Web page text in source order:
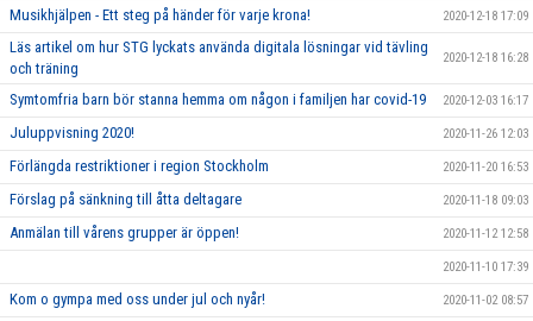
Musikhjälpen - Ett steg på händer för varje krona! 2020-12-18 17:09
Läs artikel om hur STG lyckats använda digitala lösningar vid tävling
och träning
2020-12-18 16:28
Symtomfria barn bör stanna hemma om någon i familjen har covid-19 2020-12-03 16:17
Juluppvisning 2020! 2020-11-26 12:03
Förlängda restriktioner i region Stockholm 2020-11-20 16:53
Förslag på sänkning till åtta deltagare 2020-11-18 09:03
Anmälan till vårens grupper är öppen! 2020-11-12 12:58
2020-11-10 17:39
Kom o gympa med oss under jul och nyår! 2020-11-02 08:57